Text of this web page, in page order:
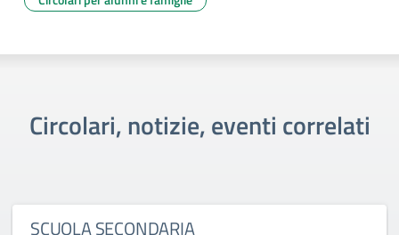
Circolari, notizie, eventi correlati
SCUOLA SECONDARIA